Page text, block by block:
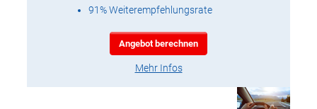
91% Weiterempfehlungsrate
Angebot berechnen
Mehr Infos